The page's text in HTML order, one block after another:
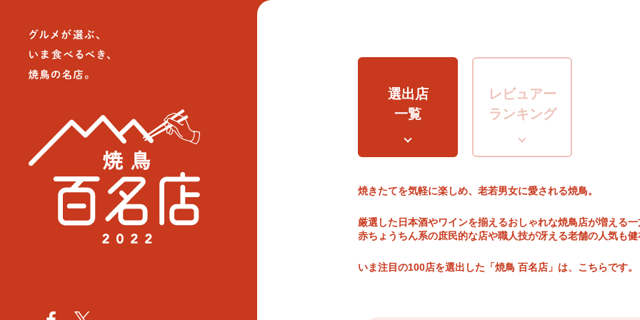
選出店
一覧
レビュアー
ランキング
焼きたてを気軽に楽しめ、老若男女に愛される焼鳥。
厳選した日本酒やワインを揃えるおしゃれな焼鳥店が増える一
赤ちょうちん系の庶民的な店や職人技が冴える老舗の人気も健
いま注目の100店を選出した「焼鳥 百名店」は、こちらです。